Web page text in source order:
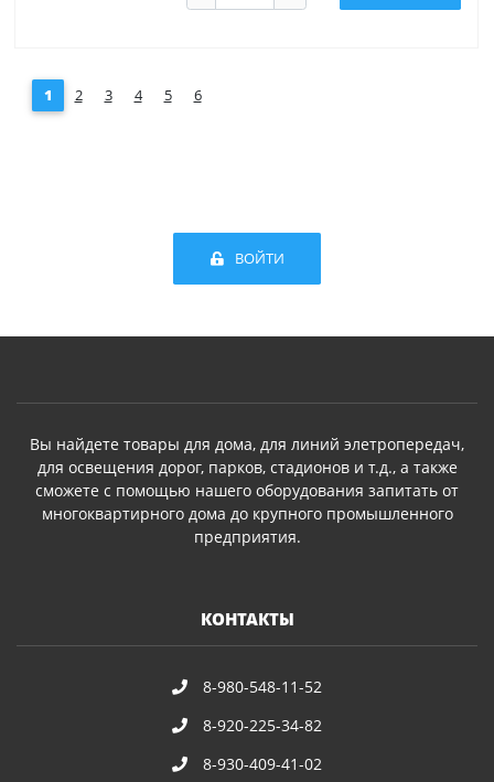
1 2 3 4 5 6
ВОЙТИ
Вы найдете товары для дома, для линий элетропередач,
для освещения дорог, парков, стадионов и т.д., а также
сможете с помощью нашего оборудования запитать от
многоквартирного дома до крупного промышленного
предприятия.
КОНТАКТЫ
8-980-548-11-52
8-920-225-34-82
8-930-409-41-02